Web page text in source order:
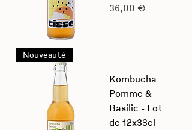
Prix
36,00 €
Nouveauté
Kombucha
Pomme &
Basilic - Lot
de 12x33cl